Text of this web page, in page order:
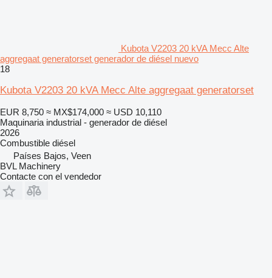
Kubota V2203 20 kVA Mecc Alte
aggregaat generatorset generador de diésel nuevo
18
Kubota V2203 20 kVA Mecc Alte aggregaat generatorset
EUR 8,750 ≈ MX$174,000 ≈ USD 10,110
Maquinaria industrial - generador de diésel
2026
Combustible diésel
Países Bajos, Veen
BVL Machinery
Contacte con el vendedor